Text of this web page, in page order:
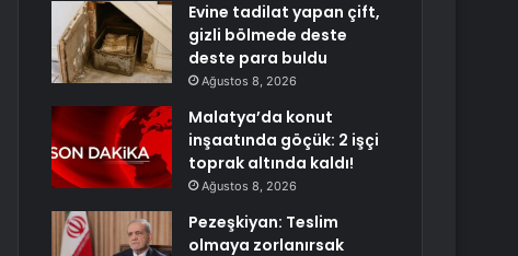
Evine tadilat yapan çift,
gizli bölmede deste
deste para buldu
Ağustos 8, 2026
Malatya’da konut
inşaatında göçük: 2 işçi
toprak altında kaldı!
Ağustos 8, 2026
Pezeşkiyan: Teslim
olmaya zorlanırsak